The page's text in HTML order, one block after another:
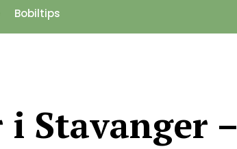
Bobiltips
Stavanger –